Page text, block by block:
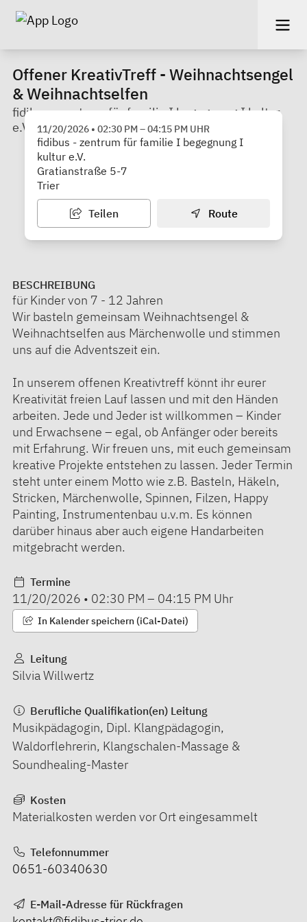
Offener KreativTreff - Weihnachtsengel
& Weihnachtselfen
fidibus - zentrum für familie I begegnung I kultur
e.V.
11/20/2026 • 02:30 PM–04:15 PM UHR
fidibus - zentrum für familie I begegnung I
kultur e.V.
Gratianstraße 5-7
Trier
Teilen Route
BESCHREIBUNG
für Kinder von 7 - 12 Jahren
Wir basteln gemeinsam Weihnachtsengel &
Weihnachtselfen aus Märchenwolle und stimmen
uns auf die Adventszeit ein.
In unserem offenen Kreativtreff könnt ihr eurer
Kreativität freien Lauf lassen und mit den Händen
arbeiten. Jede und Jeder ist willkommen – Kinder
und Erwachsene – egal, ob Anfänger oder bereits
mit Erfahrung. Wir freuen uns, mit euch gemeinsam
kreative Projekte entstehen zu lassen. Jeder Termin
steht unter einem Motto wie z.B. Basteln, Häkeln,
Stricken, Märchenwolle, Spinnen, Filzen, Happy
Painting, Instrumentenbau u.v.m. Es können
darüber hinaus aber auch eigene Handarbeiten
mitgebracht werden.
Termine
11/20/2026 • 02:30 PM – 04:15 PM Uhr
In Kalender speichern (iCal-Datei)
Leitung
Silvia Willwertz
Berufliche Qualifikation(en) Leitung
Musikpädagogin, Dipl. Klangpädagogin,
Waldorflehrerin, Klangschalen-Massage &
Soundhealing-Master
Kosten
Materialkosten werden vor Ort eingesammelt
Telefonnummer
0651-60340630
E-Mail-Adresse für Rückfragen